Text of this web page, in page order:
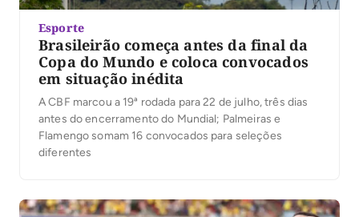
Esporte
Brasileirão começa antes da final da
Copa do Mundo e coloca convocados
em situação inédita
A CBF marcou a 19ª rodada para 22 de julho, três dias
antes do encerramento do Mundial; Palmeiras e
Flamengo somam 16 convocados para seleções
diferentes